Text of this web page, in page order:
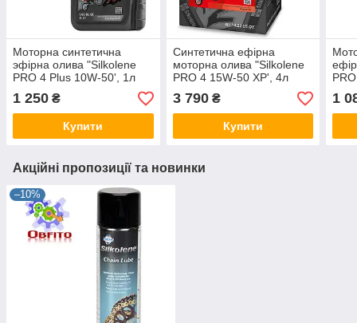
Моторна синтетична
эфірна олива "Silkolene
PRO 4 Plus 10W-50', 1л
1 250 ₴
Купити
Синтетична ефірна
моторна олива "Silkolene
PRO 4 15W-50 XP', 4л
Lube Cube
3 790₴
Купити
1
Акційні пропозиції та новинки
–10%